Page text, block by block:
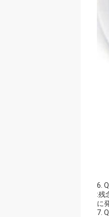
6.
:残
に
7.